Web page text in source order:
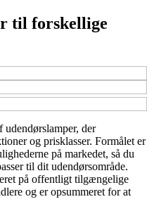
til forskellige
der
og prisklasser. Formålet er
på markedet, så du
til dit udendørsområde.
på offentligt tilgængelige
og er opsummeret for at